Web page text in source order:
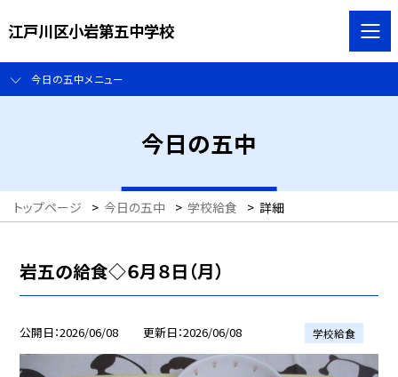
江戸川区小岩第五中学校
今日の五中メニュー
今日の五中
トップページ > 今日の五中 > 学校給食 > 詳細
岩五の給食◇６月８日（月）
公開日 2026/06/08 更新日 2026/06/08 学校給食